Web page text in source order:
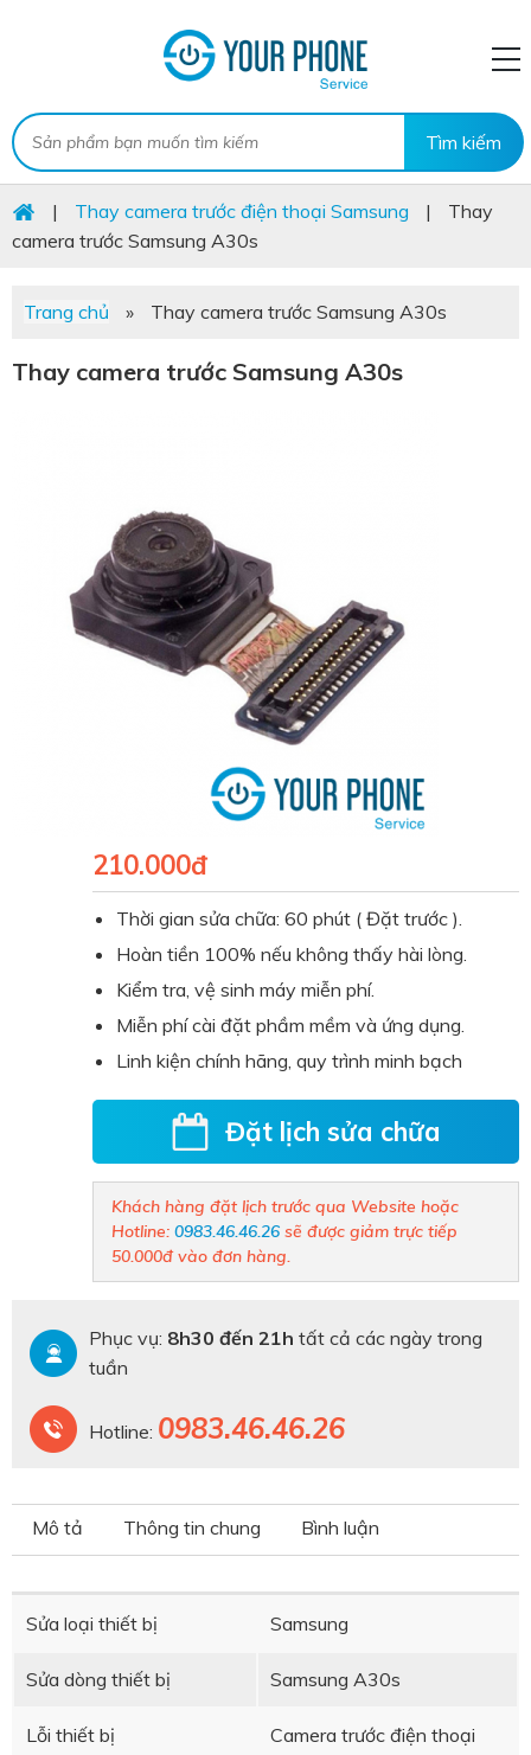
| Thay camera trước điện thoại Samsung |
Thay
camera trước Samsung A30s
Trang chủ » Thay camera trước Samsung A30s
Thay camera trước Samsung A30s
210.000đ
Thời gian sửa chữa: 60 phút ( Đặt trước ).
Hoàn tiền 100% nếu không thấy hài lòng.
Kiểm tra, vệ sinh máy miễn phí.
Miễn phí cài đặt phầm mềm và ứng dụng.
Linh kiện chính hãng, quy trình minh bạch
Đặt lịch sửa chữa
Khách hàng đặt lịch trước qua Website hoặc
Hotline: 0983.46.46.26 sẽ được giảm trực tiếp
50.000đ vào đơn hàng.
Phục vụ: 8h30 đến 21h tất cả các ngày trong
tuần
Hotline: 0983.46.46.26
Mô tả Thông tin chung Bình luận
Sửa loại thiết bị Samsung
Sửa dòng thiết bị Samsung A30s
Lỗi thiết bị Camera trước điện thoại